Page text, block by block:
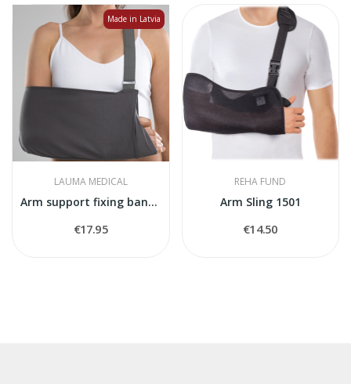
Made in Latvia
LAUMA MEDICAL
Arm support fixing bandage
€17.95
REHA FUND
Arm Sling 1501
€14.50